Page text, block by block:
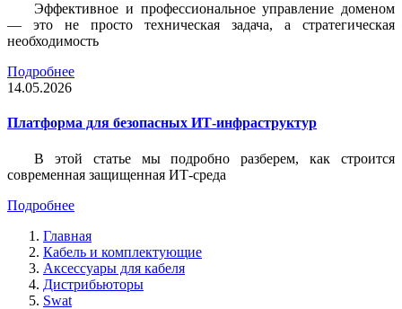
Эффективное и профессиональное управление доменом
— это не просто техническая задача, а стратегическая
необходимость
Подробнее
14.05.2026
Платформа для безопасных ИТ-инфраструктур
В этой статье мы подробно разберем, как строится
современная защищенная ИТ-среда
Подробнее
Главная
Кабель и комплектующие
Аксессуары для кабеля
Дистрибьюторы
Swat